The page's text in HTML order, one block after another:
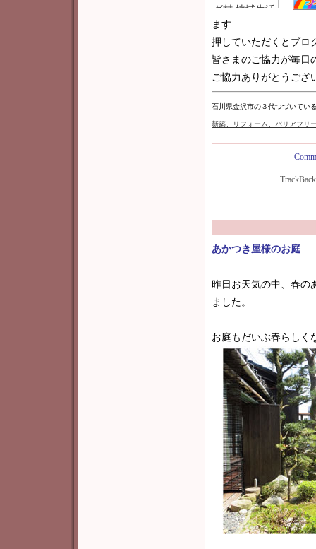
ます
押していただくとブロ
皆さまのご協力が毎日
ご協力ありがとうござ
石川県金沢市の３代つづいてい
新築、リフォーム、バリアフリ
あかつき屋様のお庭
昨日お天気の中、春の
ました。
お庭もだいぶ春らしく